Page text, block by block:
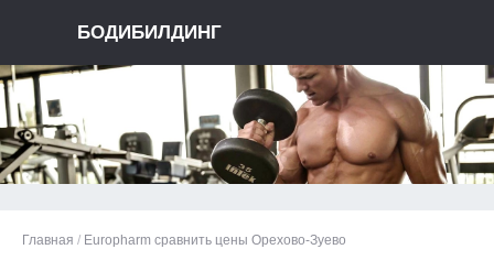
БОДИБИЛДИНГ
Главная / Europharm сравнить цены Орехово-Зуево